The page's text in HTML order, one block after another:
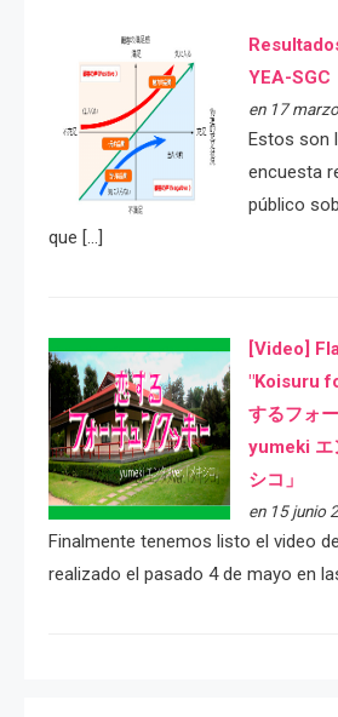
YEA-SGC
en 17
Estos son
encuesta
público
que […]
[Video]
"Koisuru
するフォ
yumeki エ
シコ」
en 15 junio
Finalmente tenemos listo el video
realizado el pasado 4 de mayo en